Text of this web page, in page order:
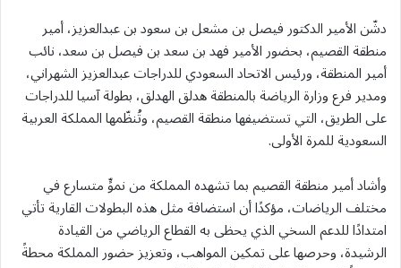
دشّن الأمير الدكتور فيصل بن مشعل بن سعود بن عبدالعزيز، أمير
منطقة القصيم، بحضور الأمير فهد بن سعد بن فيصل بن سعد، نائب
أمير المنطقة، ورئيس الاتحاد السعودي للدراجات عبدالعزيز الشهراني،
ومدير فرع وزارة الرياضة بالمنطقة هدلق الهدلق، بطولة آسيا للدراجات
على الطريق، التي تستضيفها منطقة القصيم، وتُنظّمها المملكة العربية
السعودية للمرة الأولى.
وأشاد أمير منطقة القصيم بما تشهده المملكة من نموٍّ متسارع في
مختلف الرياضات، مؤكدًا أن استضافة مثل هذه البطولات القارية تأتي
امتدادًا للدعم السخي الذي يحظى به القطاع الرياضي من القيادة
الرشيدة، وحرصها على تمكين المواهب، وتعزيز حضور المملكة محطةً